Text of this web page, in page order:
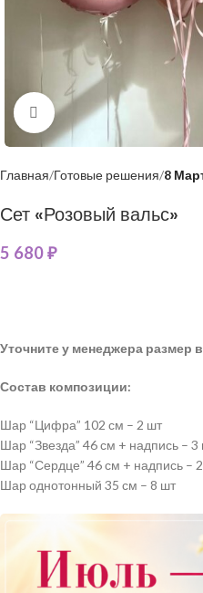
Нажмите, чтобы
Главная Готовые решения 8
Сет «Розовый вальс»
5 680₽
Уточните у менеджера размер
Состав композиции:
Шар “Цифра” 102 см – 2 шт
Шар “Звезда” 46 см + надпись – 3
Шар “Сердце” 46 см + надпись –
Шар однотонный 35 см – 8 шт